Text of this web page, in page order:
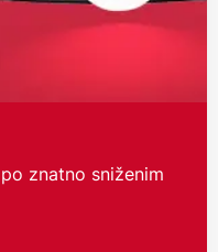
znatno sniženim